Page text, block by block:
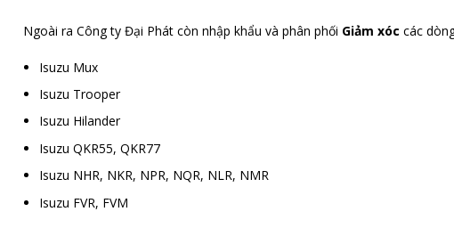
Ngoài ra Công ty Đại Phát còn nhập khẩu và phân phối Giảm xóc các
Isuzu Mux
Isuzu Trooper
Isuzu Hilander
Isuzu QKR55, QKR77
Isuzu NHR, NKR, NPR, NQR, NLR, NMR
Isuzu FVR, FVM